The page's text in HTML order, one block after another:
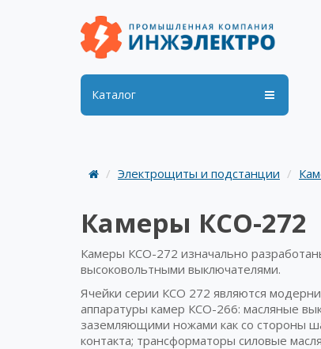
Каталог
Электрощиты и подстанции
Камеры КСО-272
Камеры КСО-272 изначально
высоковольтными выключателями.
Ячейки серии КСО 272 являются
аппаратуры камер КСО-266: масляные
заземляющими ножами как со стороны
контакта; трансформаторы силовые